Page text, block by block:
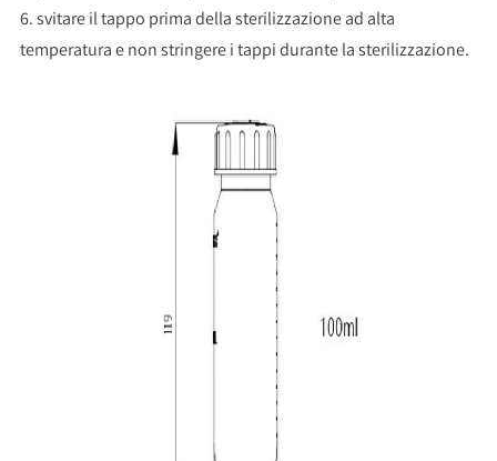
6. svitare il tappo prima della sterilizzazione ad alta
temperatura e non stringere i tappi durante la sterilizzazione.